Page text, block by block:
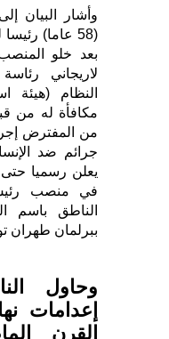
وأشار البيان
(58 عاما)
بعد خلو
لاريجاني
النظام (هيئة
مكافأة له من
من المفترض
جرائم ضد
يعلن رسميا حتى
في منصب رئيس
الناطق باسم
ببرلمان طهران
وحاول
إعدامات
القرن